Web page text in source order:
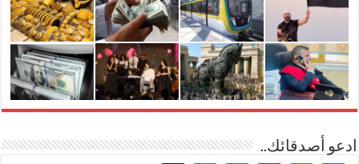
ادعو أصدقائك..